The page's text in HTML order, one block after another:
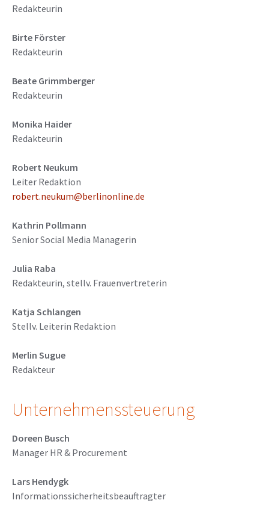
Redakteurin
Birte Förster
Redakteurin
Beate Grimmberger
Redakteurin
Monika Haider
Redakteurin
Robert Neukum
Leiter Redaktion
robert.neukum@berlinonline.de
Kathrin Pollmann
Senior Social Media Managerin
Julia Raba
Redakteurin, stellv. Frauenvertreterin
Katja Schlangen
Stellv. Leiterin Redaktion
Merlin Sugue
Redakteur
Unternehmenssteuerung
Doreen Busch
Manager HR & Procurement
Lars Hendygk
Informationssicherheitsbeauftragter